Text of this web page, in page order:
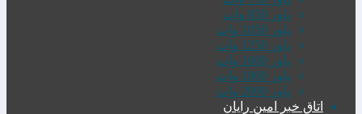
پاور 850 وات
پاور 1050 وات
پاور 1250 وات
پاور 1600 وات
پاور 1800 وات
پاور 2000 وات
اتاق خبر امین رایان